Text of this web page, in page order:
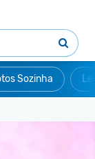
Sozinha